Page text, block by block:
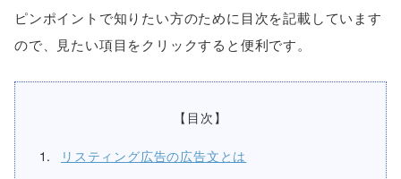
ピンポイントで知りたい方のために目次を記載しています
ので、見たい項目をクリックすると便利です。
【目次】
リスティング広告の広告文とは